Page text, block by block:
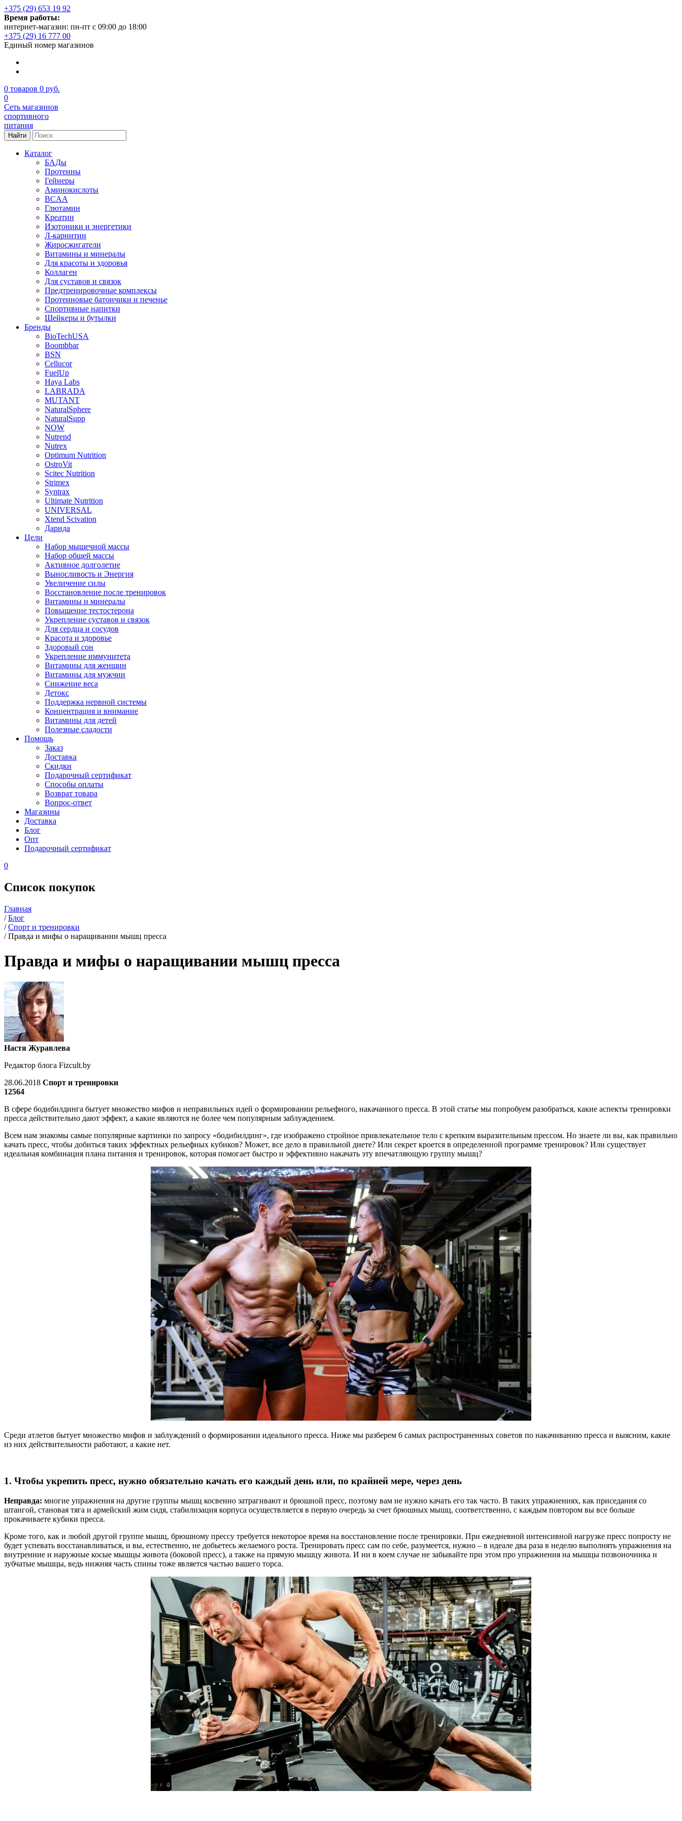
+375 (29) 653 19 92
Время работы:
интернет-магазин: пн-пт с 09:00 до 18:00
+375 (29) 16 777 00
Единый номер магазинов
0 товаров 0 руб.
0
Сеть магазинов
спортивного
питания
Найти
Каталог
БАДы
Протеины
Гейнеры
Аминокислоты
BCAA
Глютамин
Креатин
Изотоники и энергетики
Л-карнитин
Жиросжигатели
Витамины и минералы
Для красоты и здоровья
Коллаген
Для суставов и связок
Предтренировочные комплексы
Протеиновые батончики и печенье
Спортивные напитки
Шейкеры и бутылки
Бренды
BioTechUSA
Boombbar
BSN
Cellucor
FuelUp
Haya Labs
LABRADA
MUTANT
NaturalSphere
NaturalSupp
NOW
Nutrend
Nutrex
Optimum Nutrition
OstroVit
Scitec Nutrition
Strimex
Syntrax
Ultimate Nutrition
UNIVERSAL
Xtend Scivation
Дарида
Цели
Набор мышечной массы
Набор общей массы
Активное долголетие
Выносливость и Энергия
Увеличение силы
Восстановление после тренировок
Витамины и минералы
Повышение тестостерона
Укрепление суставов и связок
Для сердца и сосудов
Красота и здоровье
Здоровый сон
Укрепление иммунитета
Витамины для женщин
Витамины для мужчин
Снижение веса
Детокс
Поддержка нервной системы
Концентрация и внимание
Витамины для детей
Полезные сладости
Помощь
Заказ
Доставка
Скидки
Подарочный сертификат
Способы оплаты
Возврат товара
Вопрос-ответ
Магазины
Доставка
Блог
Опт
Подарочный сертификат
0
Список покупок
Главная
/ Блог
/ Спорт и тренировки
/ Правда и мифы о наращивании мышц пресса
Правда и мифы о наращивании мышц пресса
Настя Журавлева
Редактор блога Fizcult.by
28.06.2018 Спорт и тренировки
12564
В сфере бодибилдинга бытует множество мифов и неправильных идей о формировании рельефного, накачанного пресса. В этой статье мы попробуем разобраться, какие аспекты тренировки
пресса действительно дают эффект, а какие являются не более чем популярным заблуждением.
Всем нам знакомы самые популярные картинки по запросу «бодибилдинг», где изображено стройное привлекательное тело с крепким выразительным прессом. Но знаете ли вы, как правильно
качать пресс, чтобы добиться таких эффектных рельефных кубиков? Может, все дело в правильной диете? Или секрет кроется в определенной программе тренировок? Или существует
идеальная комбинация плана питания и тренировок, которая помогает быстро и эффективно накачать эту впечатляющую группу мышц?
Среди атлетов бытует множество мифов и заблуждений о формировании идеального пресса. Ниже мы разберем 6 самых распространенных советов по накачиванию пресса и выясним, какие
из них действительности работают, а какие нет.
1. Чтобы укрепить пресс, нужно обязательно качать его каждый день или, по крайней мере, через день
Неправда: многие упражнения на другие группы мышц косвенно затрагивают и брюшной пресс, поэтому вам не нужно качать его так часто. В таких упражнениях, как приседания со
штангой, становая тяга и армейский жим сидя, стабилизация корпуса осуществляется в первую очередь за счет брюшных мышц, соответственно, с каждым повтором вы все больше
прокачиваете кубики пресса.
Кроме того, как и любой другой группе мышц, брюшному прессу требуется некоторое время на восстановление после тренировки. При ежедневной интенсивной нагрузке пресс попросту не
будет успевать восстанавливаться, и вы, естественно, не добьетесь желаемого роста. Тренировать пресс сам по себе, разумеется, нужно – в идеале два раза в неделю выполнять упражнения на
внутренние и наружные косые мышцы живота (боковой пресс), а также на прямую мышцу живота. И ни в коем случае не забывайте при этом про упражнения на мышцы позвоночника и
зубчатые мышцы, ведь нижняя часть спины тоже является частью вашего торса.